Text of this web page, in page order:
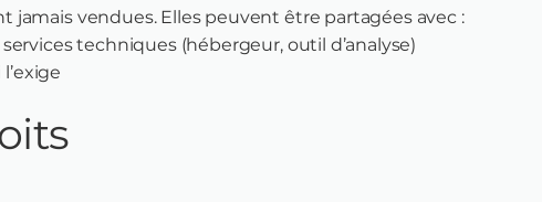
jamais vendues. Elles peuvent être partagées avec :
techniques (hébergeur, outil d’analyse)